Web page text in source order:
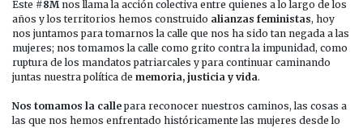
DE
MARZO:
REAFIRMAMOS
LAS
RAZONES
POR
QUE
SEGUIMOS
Este #8Mnos llama la acción colectiva entre quienes a lo largo de los
años y los territorios hemos construido alianzas feministas, hoy
nos juntamos para tomarnos la calle que nos ha sido tan negada a las
mujeres; nos tomamos la calle como grito contra la impunidad, como
ruptura de los mandatos patriarcales y para continuar caminando
juntas nuestra política de memoria, justicia y vida.
Nos tomamos la calle para reconocer nuestros caminos, las cosas a
las que nos hemos enfrentado históricamente las mujeres desde lo